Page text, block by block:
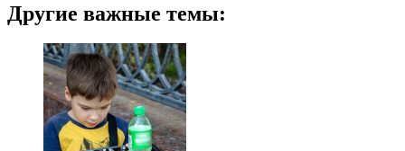
Другие важные темы: